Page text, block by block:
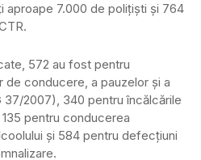
aproape 7.000 de poliţişti şi 764
572 au fost pentru
conducere, a pauzelor şi a
37/2007), 340 pentru încălcările
pentru conducerea
şi 584 pentru defecţiuni